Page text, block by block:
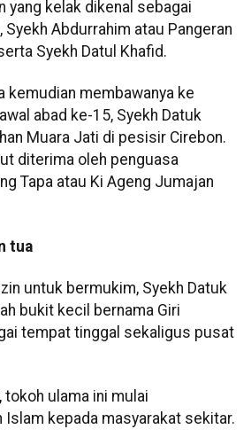
yang kelak dikenal sebagai
Syekh Abdurrahim atau Pangeran
Syekh Datul Khafid.
kemudian membawanya ke
abad ke-15, Syekh Datuk
Muara Jati di pesisir Cirebon.
diterima oleh penguasa
Tapa atau Ki Ageng Jumajan
tua
untuk bermukim, Syekh Datuk
bukit kecil bernama Giri
tempat tinggal sekaligus pusat
ulama ini mulai
Islam kepada masyarakat sekitar.